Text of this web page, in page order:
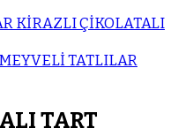
KİRAZLI ÇİKOLATALI
MEYVELİ TATLILAR
TART